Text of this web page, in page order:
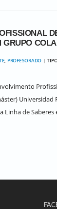
GRUPO
, PROFESORADO |
Universidad
de Saberes